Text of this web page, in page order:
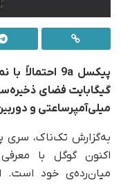
گیگابایت فضای
میلی‌آمپرساعتی و
میان‌رده‌ی خود است.